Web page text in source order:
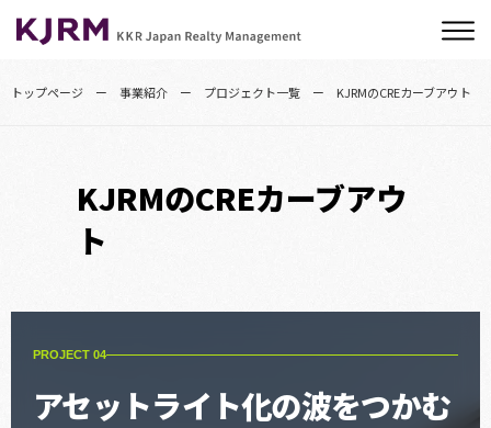
トップページ 事業紹介 プロジェクト一覧 KJRMのCREカーブアウト
KJRMのCREカーブアウ
ト
PROJECT 04
アセットライト化の波をつかむ